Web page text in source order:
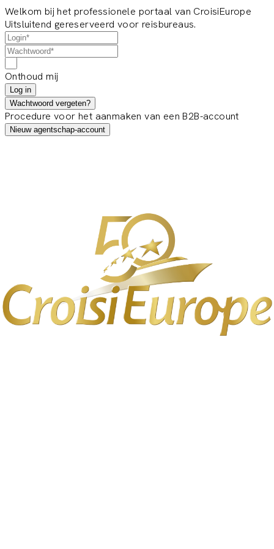
Welkom bij het professionele portaal van CroisiEurope
Uitsluitend gereserveerd voor reisbureaus.
Onthoud mij
Log in
Wachtwoord vergeten?
Procedure voor het aanmaken van een B2B-account
Nieuw agentschap-account